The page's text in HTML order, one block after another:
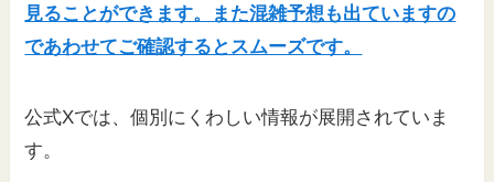
見ることができます。また混雑予想も出ていますの
であわせてご確認するとスムーズです。
公式Xでは、個別にくわしい情報が展開されていま
す。